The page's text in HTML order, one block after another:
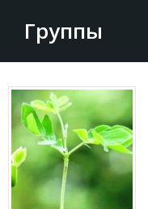
Группы